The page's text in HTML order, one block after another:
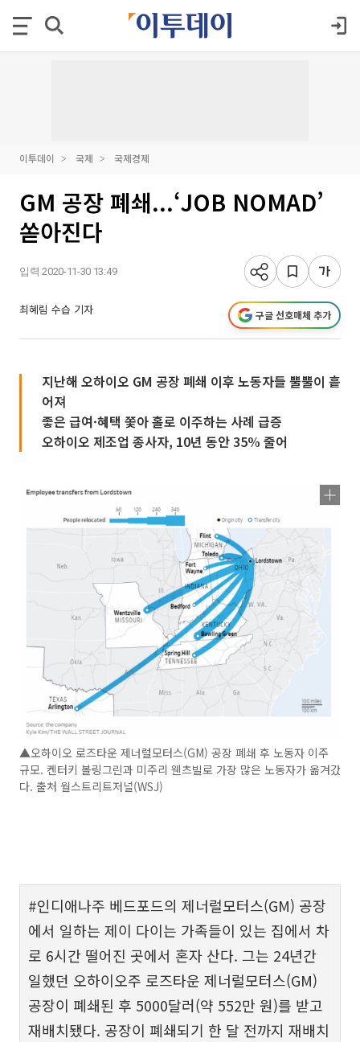
이투데이 국제 국제경제
GM 공장 폐쇄...‘JOB NOMAD’
쏟아진다
입력 2020-11-30 13:49
최혜림 수습 기자 구글 선호매체 추가
지난해 오하이오 GM 공장 폐쇄 이후 노동자들 뿔뿔이 흩
어져
좋은 급여·혜택 쫓아 홀로 이주하는 사례 급증
오하이오 제조업 종사자, 10년 동안 35% 줄어
▲오하이오 로즈타운 제너럴모터스(GM) 공장 폐쇄 후 노동자 이주
규모. 켄터키 볼링그린과 미주리 웬츠빌로 가장 많은 노동자가 옮겨갔
다. 출처 월스트리트저널(WSJ)
#인디애나주 베드포드의 제너럴모터스(GM) 공장
에서 일하는 제이 다이는 가족들이 있는 집에서 차
로 6시간 떨어진 곳에서 혼자 산다. 그는 24년간
일했던 오하이오주 로즈타운 제너럴모터스(GM)
공장이 폐쇄된 후 5000달러(약 552만 원)를 받고
재배치됐다. 공장이 폐쇄되기 한 달 전까지 재배치